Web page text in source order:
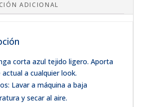
ADICIONAL
corta azul tejido ligero. Aporta
a cualquier look.
Lavar a máquina a baja
y secar al aire.